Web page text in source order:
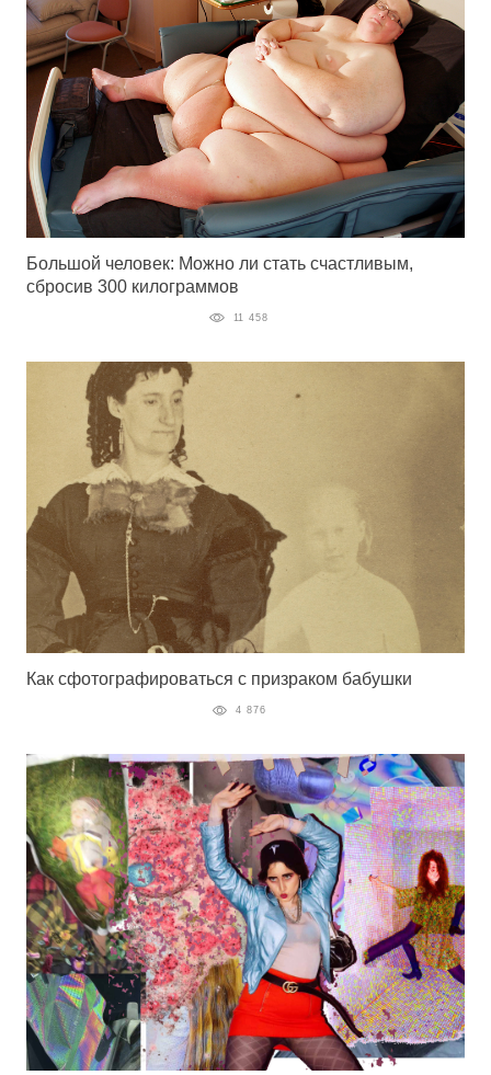
Большой человек: Можно ли стать счастливым,
сбросив 300 килограммов
11 458
Как сфотографироваться с призраком бабушки
4 876